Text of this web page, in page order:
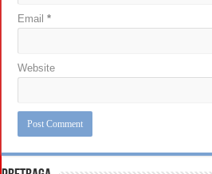
Email*
Website